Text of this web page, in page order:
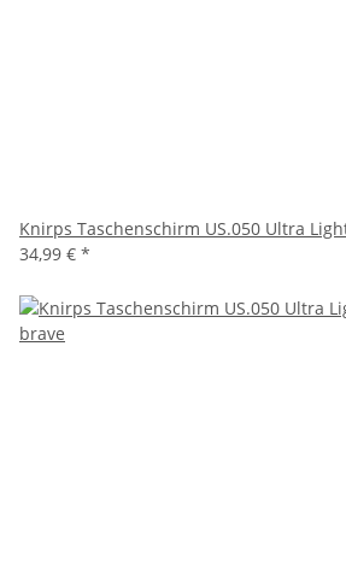
Knirps Taschenschirm US.050 Ultra
34,99 € *